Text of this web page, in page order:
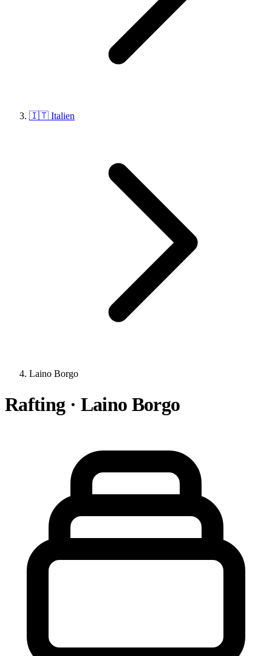
🇮🇹 Italien
Laino Borgo
Rafting · Laino Borgo